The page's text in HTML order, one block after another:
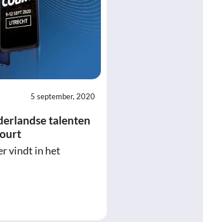
5 september, 2020
talenten
vindt in het